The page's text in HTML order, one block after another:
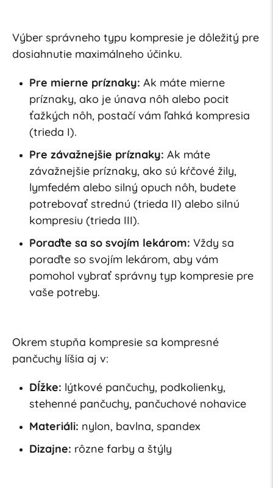
Výber správneho typu kompresie je dôležitý pre
dosiahnutie maximálneho účinku.
Pre mierne príznaky: Ak máte mierne
príznaky, ako je únava nôh alebo pocit
ťažkých nôh, postačí vám ľahká kompresia
(trieda I).
Pre závažnejšie príznaky: Ak máte
závažnejšie príznaky, ako sú kŕčové žily,
lymfedém alebo silný opuch nôh, budete
potrebovať strednú (trieda II) alebo silnú
kompresiu (trieda III).
Poraďte sa so svojím lekárom: Vždy sa
poraďte so svojím lekárom, aby vám
pomohol vybrať správny typ kompresie pre
vaše potreby.
Okrem stupňa kompresie sa kompresné
pančuchy líšia aj v:
Dĺžke: lýtkové pančuchy, podkolienky,
stehenné pančuchy, pančuchové nohavice
Materiáli: nylon, bavlna, spandex
Dizajne: rôzne farby a štýly